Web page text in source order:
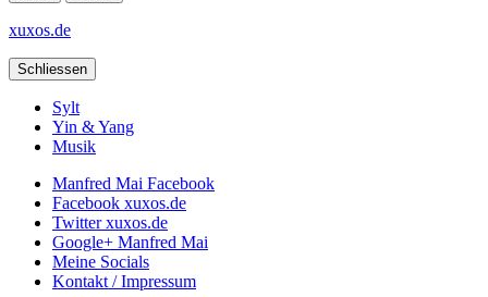
xuxos.de
Schliessen
Sylt
Yin & Yang
Musik
Manfred Mai Facebook
Facebook xuxos.de
Twitter xuxos.de
Google+ Manfred Mai
Meine Socials
Kontakt / Impressum